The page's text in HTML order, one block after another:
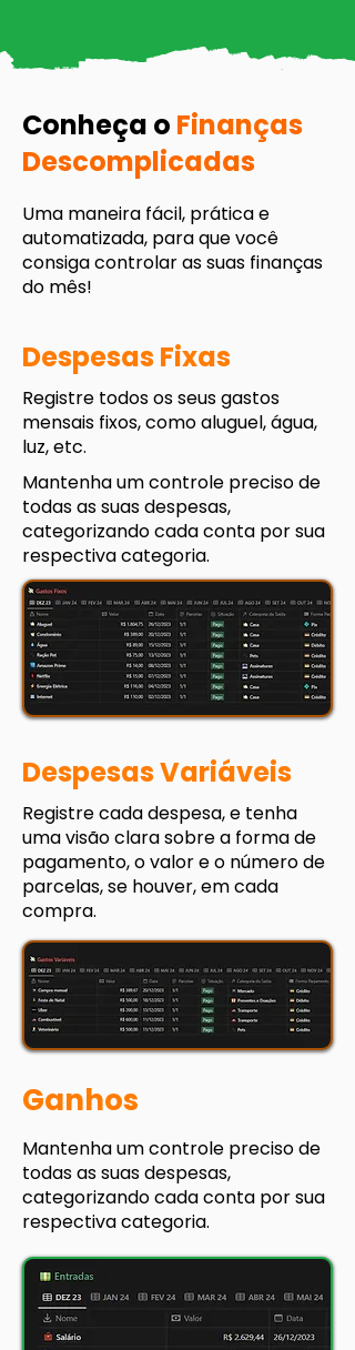
Conheça o Finanças
Descomplicadas
Uma maneira fácil, prática e
automatizada, para que você
consiga controlar as suas finanças
do mês!
Despesas Fixas
Registre todos os seus gastos
mensais fixos, como aluguel, água,
luz, etc.
Mantenha um controle preciso de
todas as suas despesas,
categorizando cada conta por sua
respectiva categoria.
Despesas Variáveis
Registre cada despesa, e tenha
uma visão clara sobre a forma de
pagamento, o valor e o número de
parcelas, se houver, em cada
compra.
Ganhos
Mantenha um controle preciso de
todas as suas despesas,
categorizando cada conta por sua
respectiva categoria.